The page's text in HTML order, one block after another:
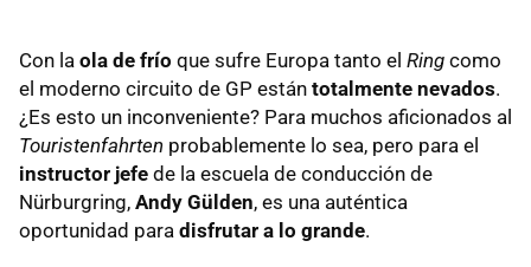
Con la ola de frío que sufre Europa tanto el Ring como
el moderno circuito de GP están totalmente nevados.
¿Es esto un inconveniente? Para muchos aficionados al
Touristenfahrten probablemente lo sea, pero para el
instructor jefe de la escuela de conducción de
Nürburgring, Andy Gülden, es una auténtica
oportunidad para disfrutar a lo grande.